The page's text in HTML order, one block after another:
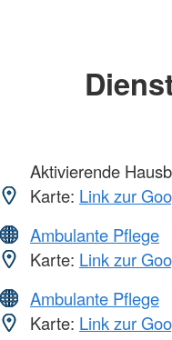
Aktivierende
Karte: Link zur
Ambulante Pflege
Karte: Link zur
Ambulante Pflege
Karte: Link zur